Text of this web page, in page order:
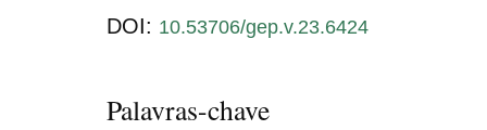
DOI: 10.53706/gep.v.23.6424
Palavras-chave